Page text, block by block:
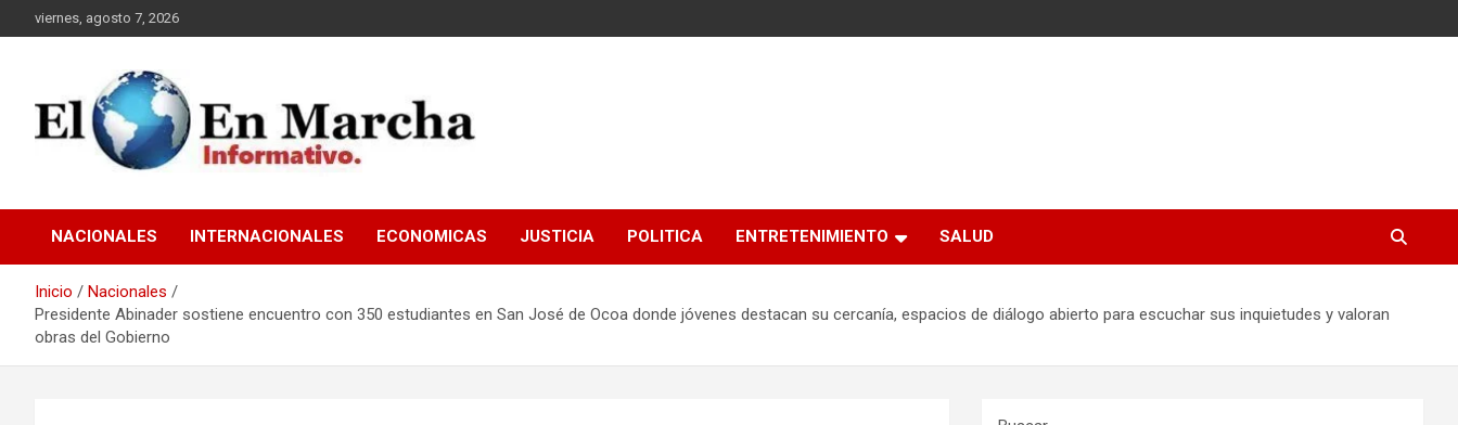
al
viernes, agosto 7, 2026
elmundoenmarcha.net
NACIONALES INTERNACIONALES ECONOMICAS JUSTICIA POLITICA ENTRETENIMIENTO SALUD
Inicio
Nacionales
Presidente Abinader sostiene encuentro con 350 estudiantes en San José de Ocoa donde jóvenes destacan su cercanía, espacios de diálogo abierto para escuchar sus inquietudes y valoran
obras del Gobierno